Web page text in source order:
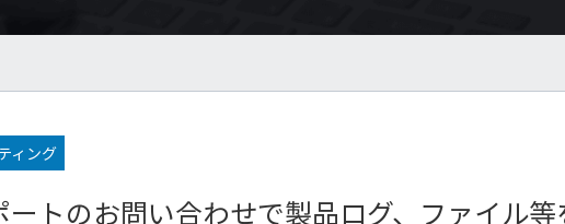
ィング
ートのお問い合わせで製品ログ、ファイル